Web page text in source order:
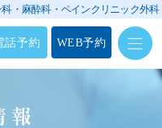
・ 麻酔科・ペインクリニック外科
話予約 WEB予約
報